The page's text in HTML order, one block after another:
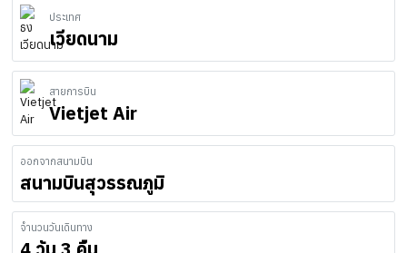
ประเทศ
เวียดนาม
สายการบิน
Vietjet Air
ออกจากสนามบิน
สนามบินสุวรรณภูมิ
จำนวนวันเดินทาง